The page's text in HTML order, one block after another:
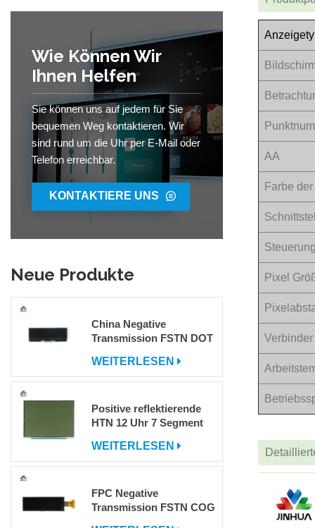
Wie Können Wir
Ihnen Helfen
Sie können uns auf jedem für Sie
bequemen Weg kontaktieren. Wir
sind rund um die Uhr per E-Mail oder
Telefon erreichbar.
KONTAKTIERE UNS
Neue Produkte
China Negative
Transmission FSTN DOT
Display zum Verkauf
WEITERLESEN
Positive reflektierende
HTN 12 Uhr 7 Segment
WEITERLESEN
FPC Negative
Transmission FSTN COG
AA
Farbe
Pixel
Verbinder